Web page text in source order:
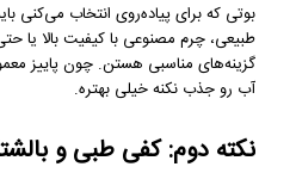
بوتی که برای پیاده‌روی انتخاب می‌کنی
طبیعی، چرم مصنوعی با کیفیت بالا یا
گزینه‌های مناسبی هستن. چون پاییز
آب رو جذب نکنه خیلی بهتره.
نکته دوم: کفی طبی و